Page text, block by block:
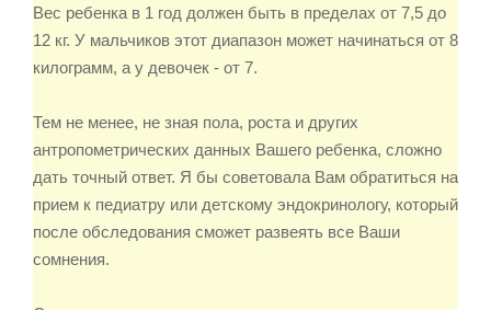
Вес ребенка в 1 год должен быть в пределах от 7,5 до
12 кг. У мальчиков этот диапазон может начинаться от 8
килограмм, а у девочек - от 7.
Тем не менее, не зная пола, роста и других
антропометрических данных Вашего ребенка, сложно
дать точный ответ. Я бы советовала Вам обратиться на
прием к педиатру или детскому эндокринологу, который
после обследования сможет развеять все Ваши
сомнения.